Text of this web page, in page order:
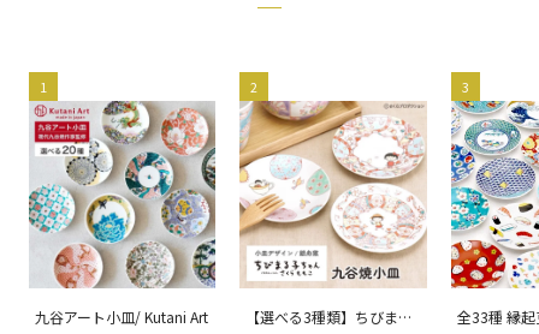
1
九谷アート小皿/ Kutani Art
2
【選べる3種類】ちびまる
3
全33種 縁